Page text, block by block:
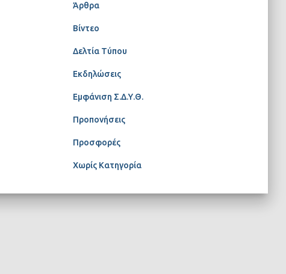
Άρθρα
Βίντεο
Δελτία Τύπου
Εκδηλώσεις
Εμφάνιση Σ.Δ.Υ.Θ.
Προπονήσεις
Προσφορές
Χωρίς Κατηγορία